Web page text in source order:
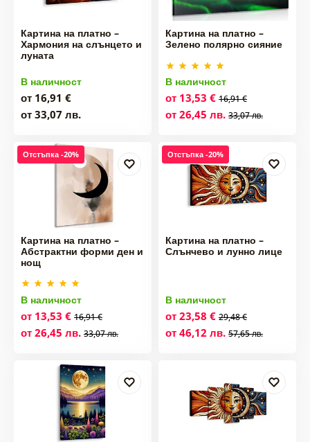
Картина на платно –
Хармония на слънцето и
луната
В наличност
от 16,91 €
от 33,07 лв.
Картина на платно –
Зелено полярно сияние
В наличност
от 13,53 € 16,91 €
от 26,45 лв. 33,07 лв.
Отстъпка -20%
Картина на платно –
Абстрактни форми ден и
нощ
В наличност
от 13,53 € 16,91 €
от 26,45 лв. 33,07 лв.
Отстъпка -20%
Картина на платно –
Слънчево и лунно лице
В наличност
от 23,58 € 29,48 €
от 46,12 лв. 57,65 лв.